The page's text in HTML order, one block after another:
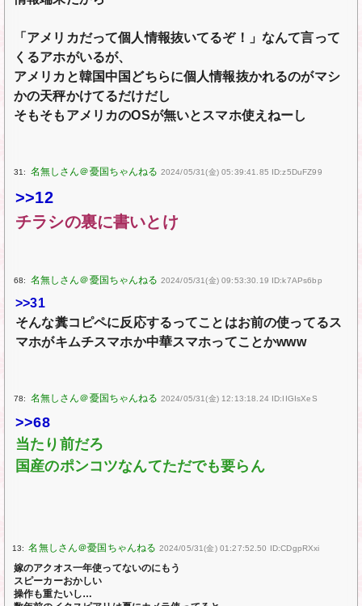
「アメリカだって個人情報抜いてるぞ！」なんて言って
くるアホがいるが、
アメリカと韓国中国どちらに個人情報抜かれるのがマシ
かの天秤かけてるだけだし
そもそもアメリカのOSが無いとスマホ使えねーし
31: 2024/05/31(金) 05:39:41.85 ID:z5DuFZ99
>>12
チラシの裏に書いとけ
68: 2024/05/31(金) 09:53:30.19 ID:k7APs6bp
>>31
そんな糞コピペに反応するってことはお前の使ってるス
マホがキムチスマホか中華スマホってことかwww
78: 2024/05/31(金) 12:13:18.24 ID:IIGIsXeS
>>68
当たり前だろ
国産のポンコツなんてただでも要らん
13: 2024/05/31(金) 01:27:52.50 ID:CDgpRXxi
嫁のアクオス一年使ってないのにもう
スピーカーおかしい
操作も重たいし…